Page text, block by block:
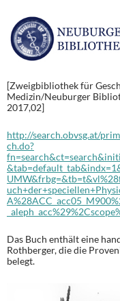
[Zweigbibliothek für
Medizin/Neuburger
2017,02]
http://search.obvsg.at/
ch.do?
Das Buch enthält eine
Rothberger, die die
belegt.